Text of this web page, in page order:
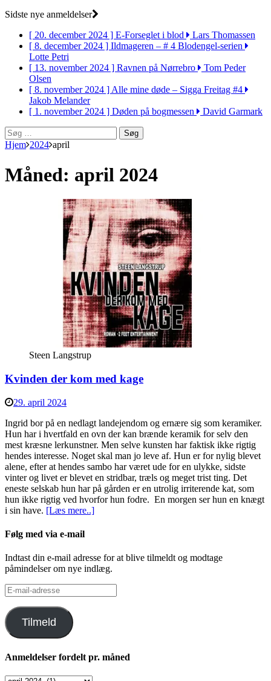
Sidste nye anmeldelser
[ 20. december 2024 ] E-Forseglet i blod
Lars Thomassen
[ 8. december 2024 ] Ildmageren – # 4 Blodengel-serien
Lotte Petri
[ 13. november 2024 ] Ravnen på Nørrebro
Tom Peder
Olsen
[ 8. november 2024 ]Alle mine døde – Sigga Freitag #4
Jakob Melander
[ 1. november 2024 ] Døden på bogmessen
David Garmark
Søg
efter:
Hjem 2024 april
Måned: april 2024
Steen Langstrup
Kvinden der kom med kage
29. april 2024
Ingrid bor på en nedlagt landejendom og ernære sig som keramiker.
Hun har i hvertfald en ovn der kan brænde keramik for selv den
mest kræsne lerkunstner. Men selve kunsten har faktisk ikke rigtig
hendes interesse. Noget skal man jo leve af. Hun er for nylig blevet
alene, efter at hendes sambo har været ude for en ulykke, sidste
vinter og livet er blevet en stridbar, træls og meget trist ting. Det
eneste selskab hun har på gården er en utrolig irriterende kat, som
hun ikke rigtig ved hvorfor hun fodre. En morgen ser hun en knægt
i sin have. [Læs mere..]
Følg med via e-mail
Indtast din e-mail adresse for at blive tilmeldt og modtage
påmindelser om nye indlæg.
E-
mail-
adresse
Tilmeld
Anmeldelser fordelt pr. måned